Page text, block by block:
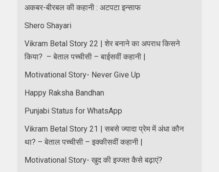
अकबर-बीरबल की कहानी : अटपटा इन्साफ
Shero Shayari
Vikram Betal Story 22 | शेर बनाने का अपराध किसने
किया? – बेताल पच्चीसी – बाईसवीं कहानी |
Motivational Story- Never Give Up
Happy Raksha Bandhan
Punjabi Status for WhatsApp
Vikram Betal Story 21 | सबसे ज्यादा प्रेम में अंधा कौन
था? – बेताल पच्चीसी – इक्कीसवीं कहानी |
Motivational Story- खुद की इज्जत कैसे बढ़ाएं?